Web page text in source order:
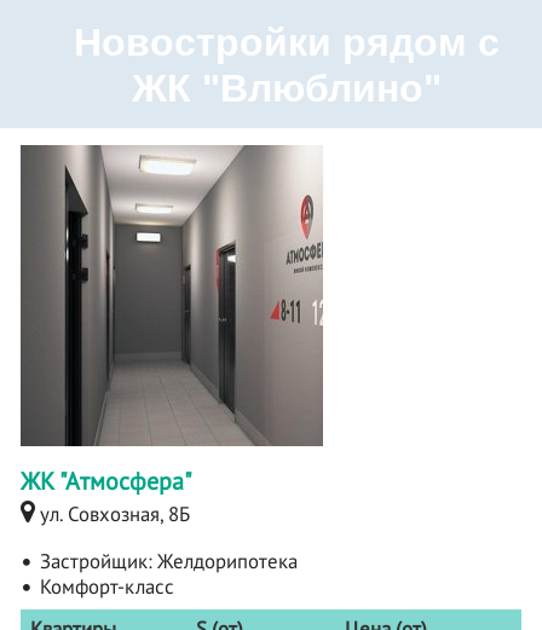
Новостройки рядом с
ЖК "Влюблино"
ЖК "Атмосфера"
ул. Совхозная, 8Б
Застройщик:Желдорипотека
Комфорт-класс